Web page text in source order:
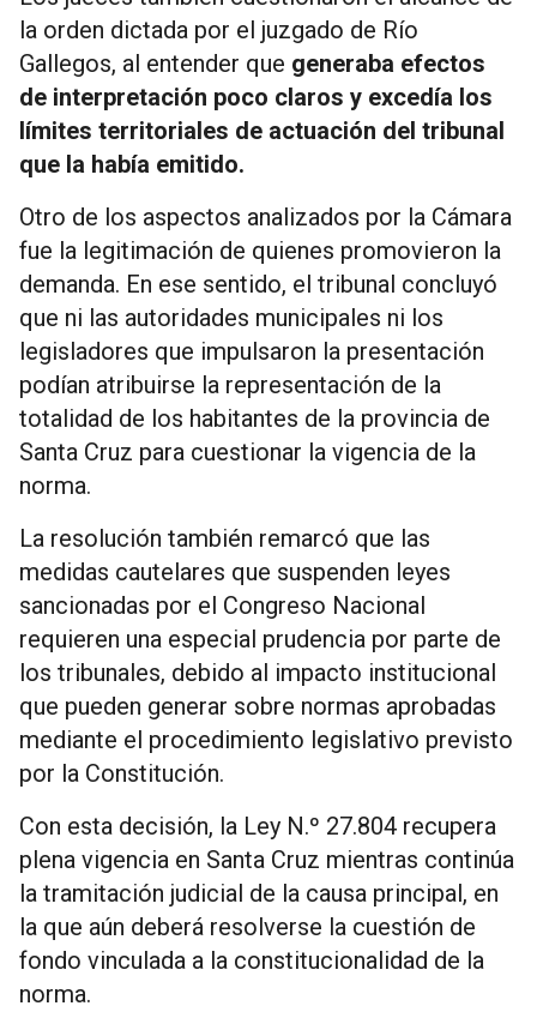
la orden dictada por el juzgado de Río
Gallegos, al entender que generaba efectos
de interpretación poco claros y excedía los
límites territoriales de actuación del tribunal
que la había emitido.
Otro de los aspectos analizados por la Cámara
fue la legitimación de quienes promovieron la
demanda. En ese sentido, el tribunal concluyó
que ni las autoridades municipales ni los
legisladores que impulsaron la presentación
podían atribuirse la representación de la
totalidad de los habitantes de la provincia de
Santa Cruz para cuestionar la vigencia de la
norma.
La resolución también remarcó que las
medidas cautelares que suspenden leyes
sancionadas por el Congreso Nacional
requieren una especial prudencia por parte de
los tribunales, debido al impacto institucional
que pueden generar sobre normas aprobadas
mediante el procedimiento legislativo previsto
por la Constitución.
Con esta decisión, la Ley N.º 27.804 recupera
plena vigencia en Santa Cruz mientras continúa
la tramitación judicial de la causa principal, en
la que aún deberá resolverse la cuestión de
fondo vinculada a la constitucionalidad de la
norma.